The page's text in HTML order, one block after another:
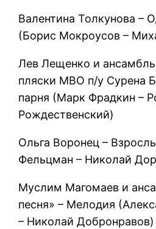
Валентина Толкунова –
(Борис Мокроусов –
Лев Лещенко и ансамбль
пляски МВО п/у Сурена
парня (Марк Фрадкин –
Рождественский)
Ольга Воронец –
Фельцман – Николай
Муслим Магомаев и
песня» – Мелодия
– Николай Добронравов)